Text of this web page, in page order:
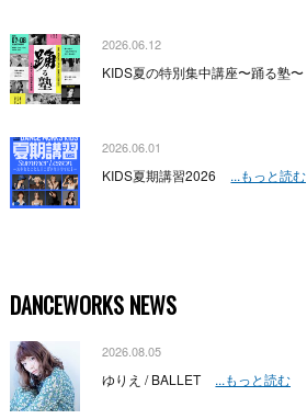
2026.06.12
KIDS夏の特別集中講座〜踊る塾〜
2026.06.01
KIDS夏期講習2026 ...もっと読む
DANCEWORKS NEWS
2026.08.05
ゆりえ / BALLET ...もっと読む